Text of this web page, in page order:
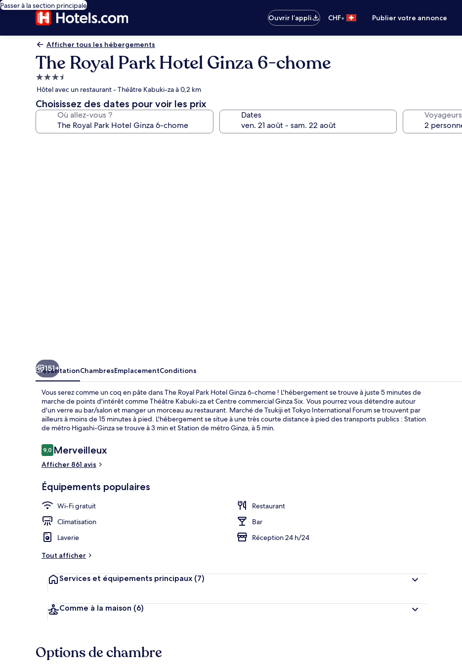
Passer à la section principale
Ouvrir l’appli
CHF• Publier votre annonce
Afficher tous les hébergements
The Royal Park Hotel Ginza 6-chome
Hébergement
3.5 étoiles
Hôtel avec un restaurant - Théâtre Kabuki-za à 0,2 km
Choisissez des dates pour voir les prix
Où allez-vous ? Dates Voyageurs
Extérieur
151+
PrésentationChambresEmplacementConditions
Vous serez comme un coq en pâte dans The Royal Park Hotel Ginza 6-chome ! L'hébergement se trouve à juste 5 minutes de
marche de points d'intérêt comme Théâtre Kabuki-za et Centre commercial Ginza Six. Vous pourrez vous détendre autour
d'un verre au bar/salon et manger un morceau au restaurant. Marché de Tsukiji et Tokyo International Forum se trouvent par
ailleurs à moins de 15 minutes à pied. L'hébergement se situe à une très courte distance à pied des transports publics : Station
de métro Higashi-Ginza se trouve à 3 min et Station de métro Ginza, à 5 min.
Avis
voyageurs
9,09,0 sur 10
Merveilleux
Afficher 861 avis
Équipements populaires
Wi-Fi gratuit
Restaurant
Climatisation
Bar
Laverie
Réception 24 h/24
Tout afficher
Services et équipements principaux (7)
Comme à la maison (6)
Options de chambre